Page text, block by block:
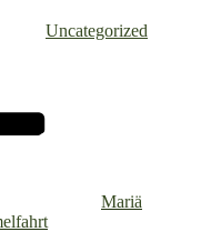
Uncategorized
Mariä